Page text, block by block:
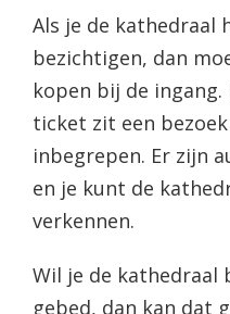
Als je de kathedraal
bezichtigen, dan
kopen bij de
ticket zit een
inbegrepen. Er zijn
en je kunt de
verkennen.
Wil je de kathedraal
gebed, dan kan dat